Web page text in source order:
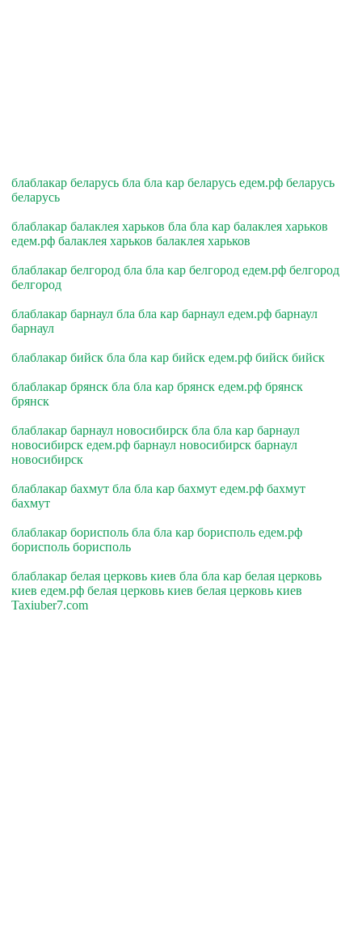
блаблакар беларусь бла бла кар беларусь едем.рф беларусь
беларусь
блаблакар балаклея харьков бла бла кар балаклея харьков
едем.рф балаклея харьков балаклея харьков
блаблакар белгород бла бла кар белгород едем.рф белгород
белгород
блаблакар барнаул бла бла кар барнаул едем.рф барнаул
барнаул
блаблакар бийск бла бла кар бийск едем.рф бийск бийск
блаблакар брянск бла бла кар брянск едем.рф брянск
брянск
блаблакар барнаул новосибирск бла бла кар барнаул
новосибирск едем.рф барнаул новосибирск барнаул
новосибирск
блаблакар бахмут бла бла кар бахмут едем.рф бахмут
бахмут
блаблакар борисполь бла бла кар борисполь едем.рф
борисполь борисполь
блаблакар белая церковь киев бла бла кар белая церковь
киев едем.рф белая церковь киев белая церковь киев
Taxiuber7.com